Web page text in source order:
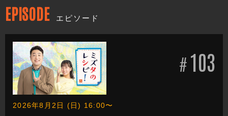
EPISODE エピソード
#103
2026年8月2日 (日) 16:00〜